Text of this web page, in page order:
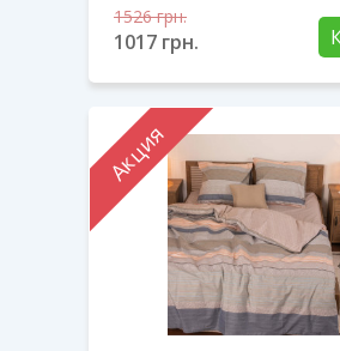
1526грн.
1017 грн.
Акция